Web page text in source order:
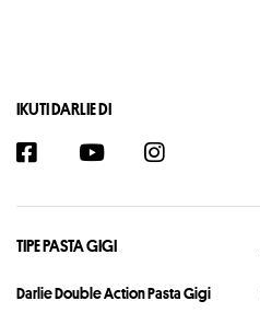
IKUTI DARLIE DI
TIPE PASTA GIGI
Darlie Double Action Pasta Gigi